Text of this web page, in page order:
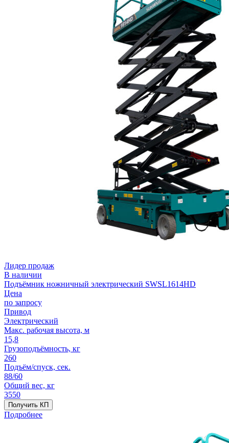
Лидер продаж
В наличии
Подъёмник ножничный электрический SWSL1614HD
Цена
по запросу
Привод
Электрический
Макс. рабочая высота, м
15,8
Грузоподъёмность, кг
260
Подъём/спуск, сек.
88/60
Общий вес, кг
3550
Получить КП
Подробнее